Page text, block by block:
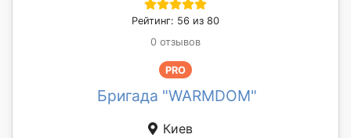
Рейтинг: 56 из 80
0 отзывов
PRO
Бригада "WARMDOM"
Киев